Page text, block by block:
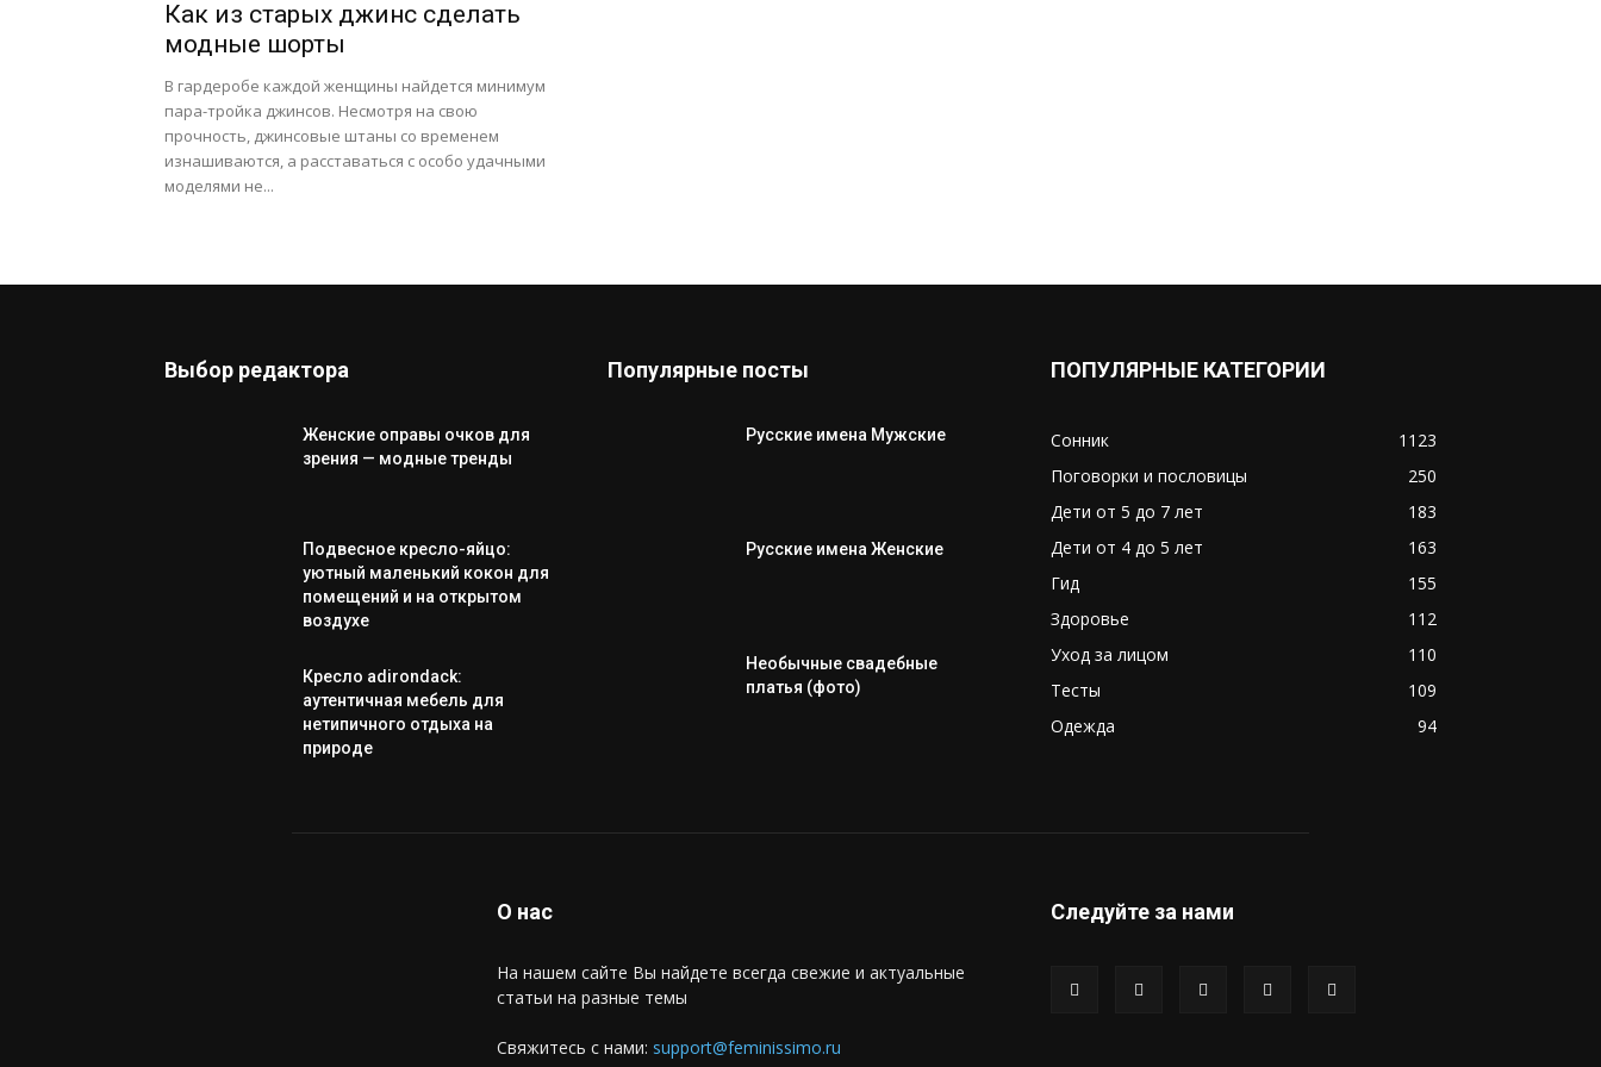
Как из старых джинс сделать
модные шорты
В гардеробе каждой женщины найдется минимум
пара-тройка джинсов. Несмотря на свою
прочность, джинсовые штаны со временем
изнашиваются, а расставаться с особо удачными
моделями не...
Выбор редактора
Женские оправы очков для
зрения — модные тренды
Подвесное кресло-яйцо:
уютный маленький кокон для
помещений и на открытом
воздухе
Кресло adirondack:
аутентичная мебель для
нетипичного отдыха на
природе
Популярные посты
Русские имена Мужские
Русские имена Женские
Необычные свадебные
платья (фото)
ПОПУЛЯРНЫЕ КАТЕГОРИИ
Сонник
1123
Поговорки и пословицы
250
Дети от 5 до 7 лет
183
Дети от 4 до 5 лет
163
Гид
155
Здоровье
112
Уход за лицом
110
Тесты
109
Одежда
94
О нас
На нашем сайте Вы найдете всегда свежие и актуальные
статьи на разные темы
Свяжитесь с нами: support@feminissimo.ru
Следуйте за нами